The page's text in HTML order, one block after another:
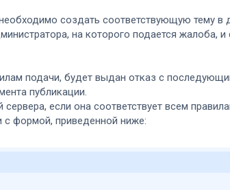
создать соответствующую тему в
на которого подается жалоба,
подачи, будет выдан отказ с
публикации.
если она соответствует всем
с формой, приведенной ниже: